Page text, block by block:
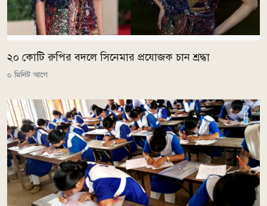
২০ কোটি রুপির বদলে সিনেমার প্রযোজক চান শ্রদ্ধা
০ মিনিট আগে